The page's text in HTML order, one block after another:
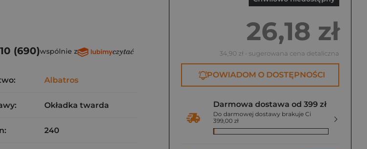
26,18 zł
34,90 zł - sugerowana cena detaliczna
POWIADOM O DOSTĘPNOŚCI
Darmowa dostawa od 399 zł
Do darmowej dostawy brakuje Ci
399,00 zł
(690)wspólnie z
Albatros
Okładka twarda
240